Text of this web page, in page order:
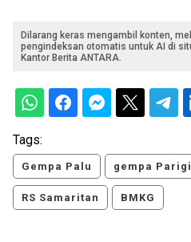
Dilarang keras mengambil konten,
pengindeksan otomatis untuk AI di
Kantor Berita ANTARA.
Tags:
Gempa Palu gempa Parigi
RS Samaritan BMKG